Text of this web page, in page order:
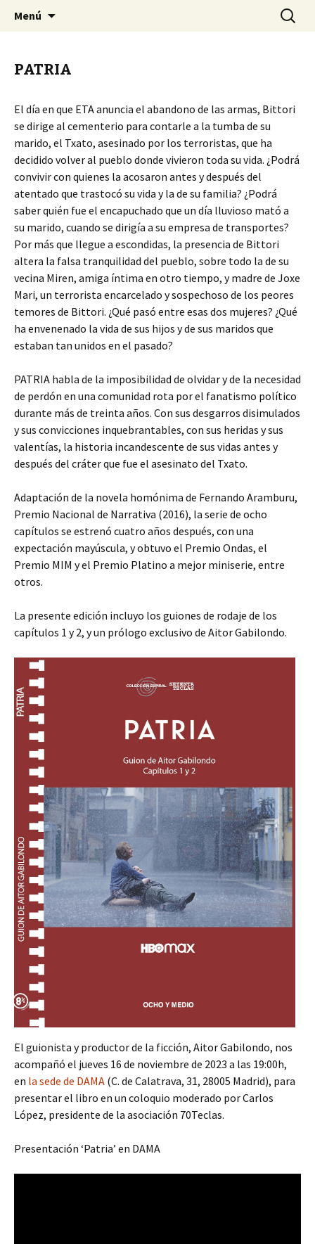
Setenta Teclas
Asociación 70 Teclas
Menú Buscar:
PATRIA
El día en que ETA anuncia el abandono de las armas, Bittori
se dirige al cementerio para contarle a la tumba de su
marido, el Txato, asesinado por los terroristas, que ha
decidido volver al pueblo donde vivieron toda su vida. ¿Podrá
convivir con quienes la acosaron antes y después del
atentado que trastocó su vida y la de su familia? ¿Podrá
saber quién fue el encapuchado que un día lluvioso mató a
su marido, cuando se dirigía a su empresa de transportes?
Por más que llegue a escondidas, la presencia de Bittori
altera la falsa tranquilidad del pueblo, sobre todo la de su
vecina Miren, amiga íntima en otro tiempo, y madre de Joxe
Mari, un terrorista encarcelado y sospechoso de los peores
temores de Bittori. ¿Qué pasó entre esas dos mujeres? ¿Qué
ha envenenado la vida de sus hijos y de sus maridos que
estaban tan unidos en el pasado?
PATRIA habla de la imposibilidad de olvidar y de la necesidad
de perdón en una comunidad rota por el fanatismo político
durante más de treinta años. Con sus desgarros disimulados
y sus convicciones inquebrantables, con sus heridas y sus
valentías, la historia incandescente de sus vidas antes y
después del cráter que fue el asesinato del Txato.
Adaptación de la novela homónima de Fernando Aramburu,
Premio Nacional de Narrativa (2016), la serie de ocho
capítulos se estrenó cuatro años después, con una
expectación mayúscula, y obtuvo el Premio Ondas, el
Premio MIM y el Premio Platino a mejor miniserie, entre
otros.
La presente edición incluyo los guiones de rodaje de los
capítulos 1 y 2, y un prólogo exclusivo de Aitor Gabilondo.
El guionista y productor de la ficción, Aitor Gabilondo, nos
acompañó el jueves 16 de noviembre de 2023 a las 19:00h,
en la sede de DAMA (C. de Calatrava, 31, 28005 Madrid), para
presentar el libro en un coloquio moderado por Carlos
López, presidente de la asociación 70Teclas.
Presentación ‘Patria’ en DAMA